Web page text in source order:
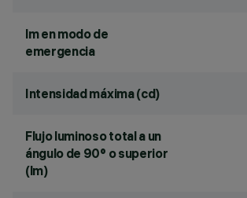
lm en modo de
emergencia
Intensidad máxima (cd)
Flujo luminoso total a un
ángulo de 90° o superior
(lm)